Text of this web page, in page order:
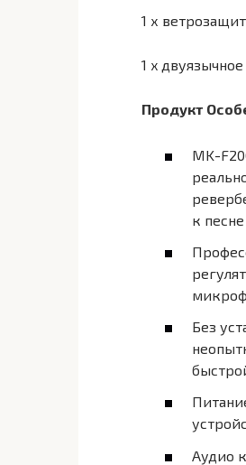
1 х
1 x
Продукт
MK-
к песне
Без
Аудио